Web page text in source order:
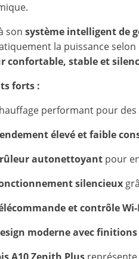
son système intelligent de
la puissance
confortable, stable et
forts :
performant pour des
élevé et faible
autonettoyant pour
silencieux
et contrôle Wi-
moderne avec